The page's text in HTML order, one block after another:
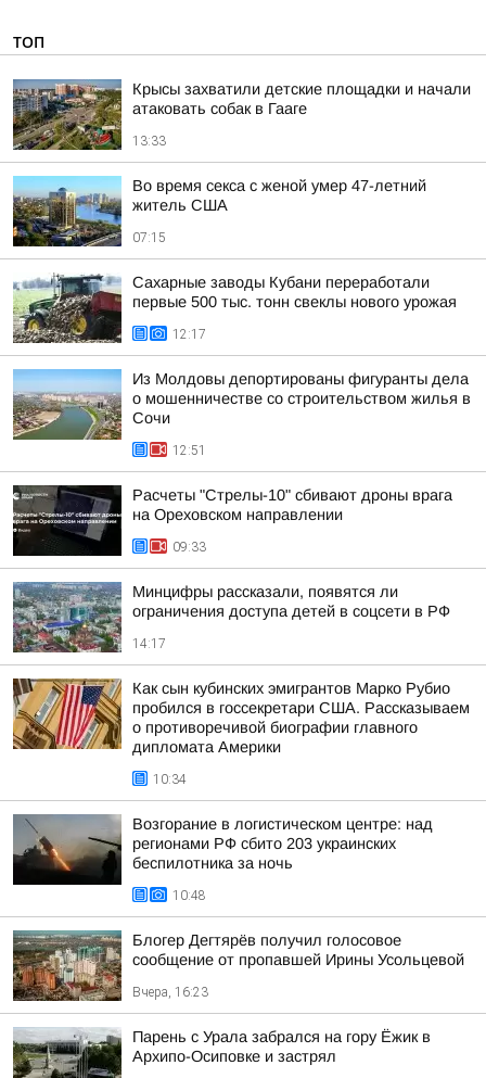
ТОП
Крысы захватили детские площадки и начали
атаковать собак в Гааге
13:33
Во время секса с женой умер 47-летний
житель США
07:15
Сахарные заводы Кубани переработали
первые 500 тыс. тонн свеклы нового урожая
12:17
Из Молдовы депортированы фигуранты дела
о мошенничестве со строительством жилья в
Сочи
12:51
Расчеты "Стрелы-10" сбивают дроны врага
на Ореховском направлении
09:33
Минцифры рассказали, появятся ли
ограничения доступа детей в соцсети в РФ
14:17
Как сын кубинских эмигрантов Марко Рубио
пробился в госсекретари США. Рассказываем
о противоречивой биографии главного
дипломата Америки
10:34
Возгорание в логистическом центре: над
регионами РФ сбито 203 украинских
беспилотника за ночь
10:48
Блогер Дегтярёв получил голосовое
сообщение от пропавшей Ирины Усольцевой
Вчера, 16:23
Парень с Урала забрался на гору Ёжик в
Архипо-Осиповке и застрял